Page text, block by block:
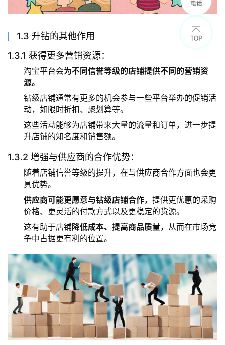
1.3 升钻的其他作用
1.3.1 获得更多营销资源：
淘宝平台会为不同信誉等级的店铺提供不同的营销资
源。
钻级店铺通常有更多的机会参与一些平台举办的促销活
动，如限时折扣、聚划算等。
这些活动能够为店铺带来大量的流量和订单，进一步提
升店铺的知名度和销售额。
1.3.2 增强与供应商的合作优势：
随着店铺信誉等级的提升，在与供应商合作方面也会更
具优势。
供应商可能更愿意与钻级店铺合作，提供更优惠的采购
价格、更灵活的付款方式以及更稳定的货源。
这有助于店铺降低成本、提高商品质量，从而在市场竞
争中占据更有利的位置。